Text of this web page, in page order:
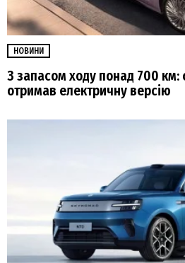
НОВИНИ
З запасом ходу понад 700 км:
отримав електричну версію